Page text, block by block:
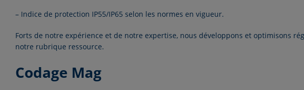
– Indice de protection IP55/IP65 selon les normes en vigueur.
Forts de notre expérience et de notre expertise, nous développons et optimisons
notre rubrique ressource.
Codage Mag